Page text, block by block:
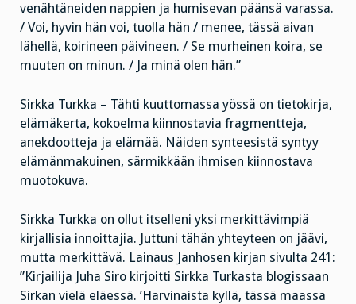
venähtäneiden nappien ja humisevan päänsä varassa.
/ Voi, hyvin hän voi, tuolla hän / menee, tässä aivan
lähellä, koirineen päivineen. / Se murheinen koira, se
muuten on minun. / Ja minä olen hän.”
Sirkka Turkka – Tähti kuuttomassa yössä on tietokirja,
elämäkerta, kokoelma kiinnostavia fragmentteja,
anekdootteja ja elämää. Näiden synteesistä syntyy
elämänmakuinen, särmikkään ihmisen kiinnostava
muotokuva.
Sirkka Turkka on ollut itselleni yksi merkittävimpiä
kirjallisia innoittajia. Juttuni tähän yhteyteen on jäävi,
mutta merkittävä. Lainaus Janhosen kirjan sivulta 241:
”Kirjailija Juha Siro kirjoitti Sirkka Turkasta blogissaan
Sirkan vielä eläessä. ’Harvinaista kyllä, tässä maassa